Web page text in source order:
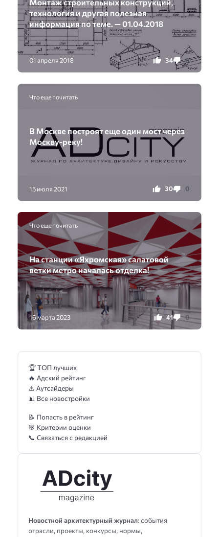
Монтаж строительных конструкций,
технология и другая полезная
информация по теме. — 01.04.2018
01 апреля 2018 34 0
Что еще почитать
В Москве построят еще один мост через
Москву-реку!
15 июля 2021 30 0
Что еще почитать
На станции «Яхромская» салатовой
ветки метро началась отделка!
16 марта 2023 41 0
Новостной архитектурный журнал: события
отрасли, проекты, конкурсы, нормы,
🏆 ТОП лучших
🔥 Адский рейтинг
⚠️ Аутсайдеры
📊 Все новостройки
📝 Попасть в рейтинг
🎯 Критерии оценки
📞 Связаться с редакцией